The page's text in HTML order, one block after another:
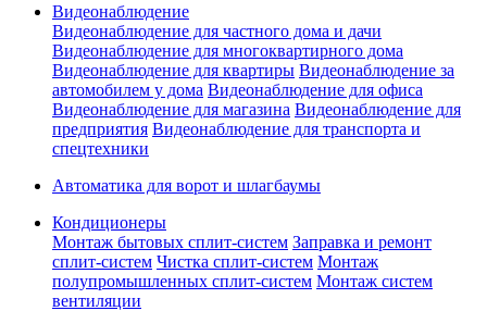
Видеонаблюдение
Видеонаблюдение для частного дома и дачи
Видеонаблюдение для многоквартирного дома
Видеонаблюдение для квартиры Видеонаблюдение за
автомобилем у дома Видеонаблюдение для офиса
Видеонаблюдение для магазина Видеонаблюдение для
предприятия Видеонаблюдение для транспорта и
спецтехники
Автоматика для ворот и шлагбаумы
Кондиционеры
Монтаж бытовых сплит-систем Заправка и ремонт
сплит-систем Чистка сплит-систем Монтаж
полупромышленных сплит-систем Монтаж систем
вентиляции